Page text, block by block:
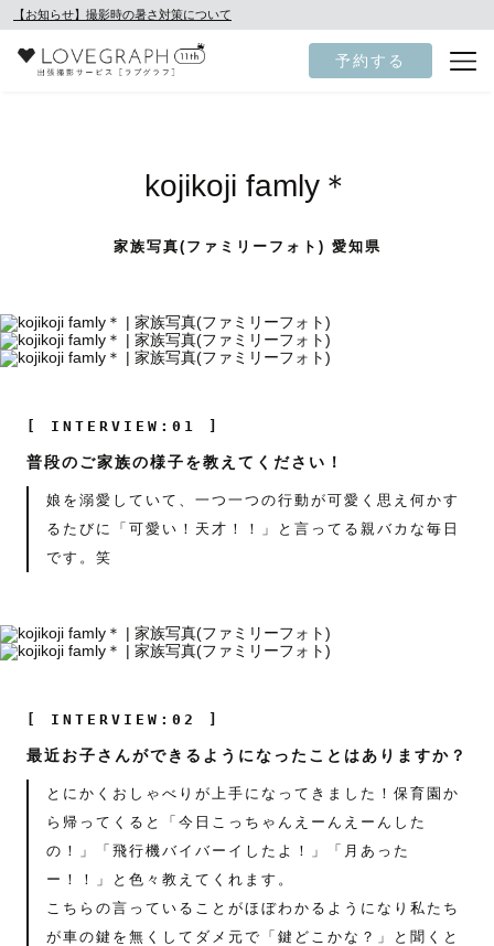
【お知らせ】撮影時の暑さ対策について
予約する
kojikoji famly＊
家族写真(ファミリーフォト) 愛知県
[ INTERVIEW:01 ]
普段のご家族の様子を教えてください！
娘を溺愛していて、一つ一つの行動が可愛く思え何かす
るたびに「可愛い！天才！！」と言ってる親バカな毎日
です。笑
[ INTERVIEW:02 ]
最近お子さんができるようになったことはありますか？
とにかくおしゃべりが上手になってきました！保育園か
ら帰ってくると「今日こっちゃんえーんえーんした
の！」「飛行機バイバーイしたよ！」「月あった
ー！！」と色々教えてくれます。
こちらの言っていることがほぼわかるようになり私たち
が車の鍵を無くしてダメ元で「鍵どこかな？」と聞くと